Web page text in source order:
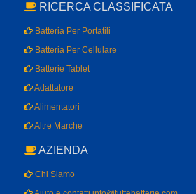
RICERCA CLASSIFICATA
Batteria Per Portatili
Batteria Per Cellulare
Batterie Tablet
Adattatore
Alimentatori
Altre Marche
AZIENDA
Chi Siamo